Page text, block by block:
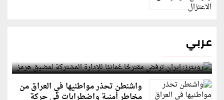
عربي
رويترز: إيران ترفض مقترحًا عُمانيًا للإدارة المشتركة
لمضيق هرمز
واشنطن تحذر مواطنيها في العراق من